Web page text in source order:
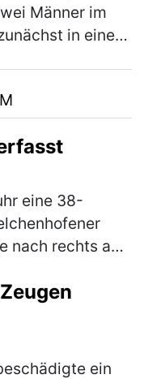
Männer im
in einen
eine 38-
nach rechts auf
(mehr)
ein